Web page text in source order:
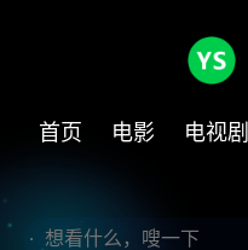
首页 电影 电视剧